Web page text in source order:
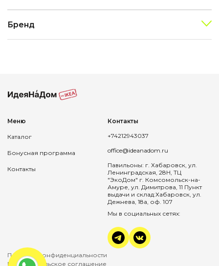
Бренд
Меню
Каталог
Бонусная программа
Контакты
Контакты
+74212943037
office@ideanadom.ru
Павильоны: г. Хабаровск, ул.
Ленинградская, 28Н, ТЦ
"ЭкоДом" г. Комсомольск-на-
Амуре, ул. Димитрова, 11 Пункт
выдачи и склад:Хабаровск, ул.
Дежнева, 18а, оф. 107
Мы в социальных сетях:
Политика конфиденциальности
Пользовательское соглашение